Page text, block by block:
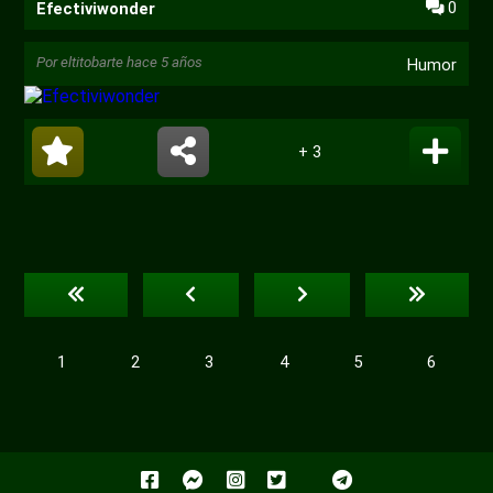
Efectiviwonder 0
Poreltitobarte hace 5 años Humor
+ 3
1 2 3 4 5 6